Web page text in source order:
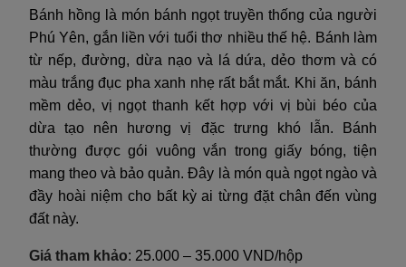
Bánh hồng là món bánh ngọt truyền thống của người
Phú Yên, gắn liền với tuổi thơ nhiều thế hệ. Bánh làm
từ nếp, đường, dừa nạo và lá dứa, dẻo thơm và có
màu trắng đục pha xanh nhẹ rất bắt mắt. Khi ăn, bánh
mềm dẻo, vị ngọt thanh kết hợp với vị bùi béo của
dừa tạo nên hương vị đặc trưng khó lẫn. Bánh
thường được gói vuông vắn trong giấy bóng, tiện
mang theo và bảo quản. Đây là món quà ngọt ngào và
đầy hoài niệm cho bất kỳ ai từng đặt chân đến vùng
đất này.
Giá tham khảo: 25.000 – 35.000 VND/hộp